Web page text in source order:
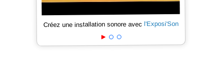
Créez une installation sonore avec l'Exposi'Son